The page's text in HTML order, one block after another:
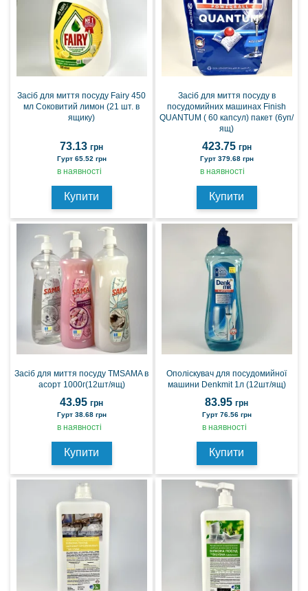
Засіб для миття посуду Fairy 450
мл Соковитий лимон (21 шт. в
ящику)
73.13 грн
Гурт 65.52 грн
в наявності
Купити
Засіб для миття посуду в
посудомийних машинах Finish
QUANTUM ( 60 капсул) пакет (6уп/
ящ)
423.75 грн
Гурт 379.68 грн
в наявності
Купити
Засіб для миття посуду ТМSAMA в
асорт 1000г(12шт/ящ)
43.95 грн
Гурт 38.68 грн
в наявності
Купити
Ополіскувач для посудомийної
машини Denkmit 1л (12шт/ящ)
83.95 грн
Гурт 76.56 грн
в наявності
Купити